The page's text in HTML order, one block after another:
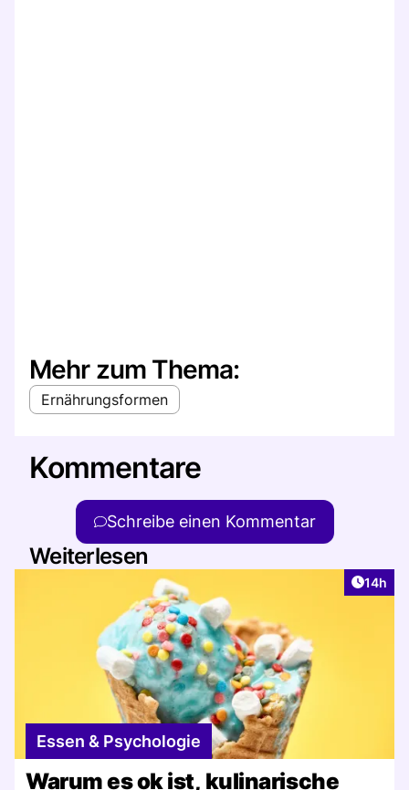
Mehr zum Thema:
Ernährungsformen
Kommentare
Schreibe einen Kommentar
Weiterlesen
Artikel
14h
Essen & Psychologie
Warum es ok ist, kulinarische